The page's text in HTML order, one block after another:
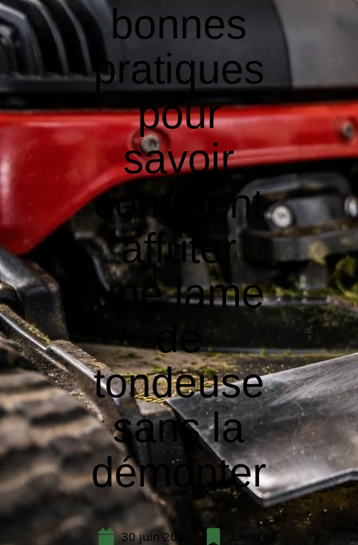
bonnes
pratiques
pour
savoir
comment
affûter
une lame
de
tondeuse
sans la
démonter
30 juin 2026